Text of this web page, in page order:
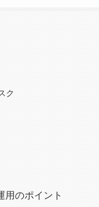
ク
用のポイント